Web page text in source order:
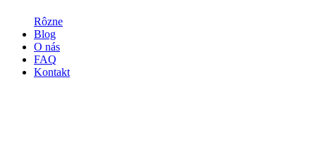
Rôzne
Blog
O nás
FAQ
Kontakt